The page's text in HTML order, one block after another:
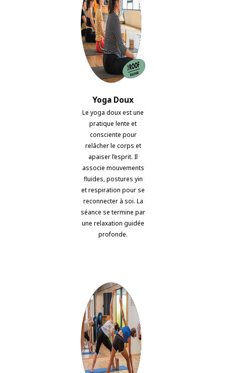
Yoga Doux
Le yoga doux est une
pratique lente et
consciente pour
relâcher le corps et
apaiser l’esprit. Il
associe mouvements
fluides, postures yin
et respiration pour se
reconnecter à soi. La
séance se termine par
une relaxation guidée
profonde.